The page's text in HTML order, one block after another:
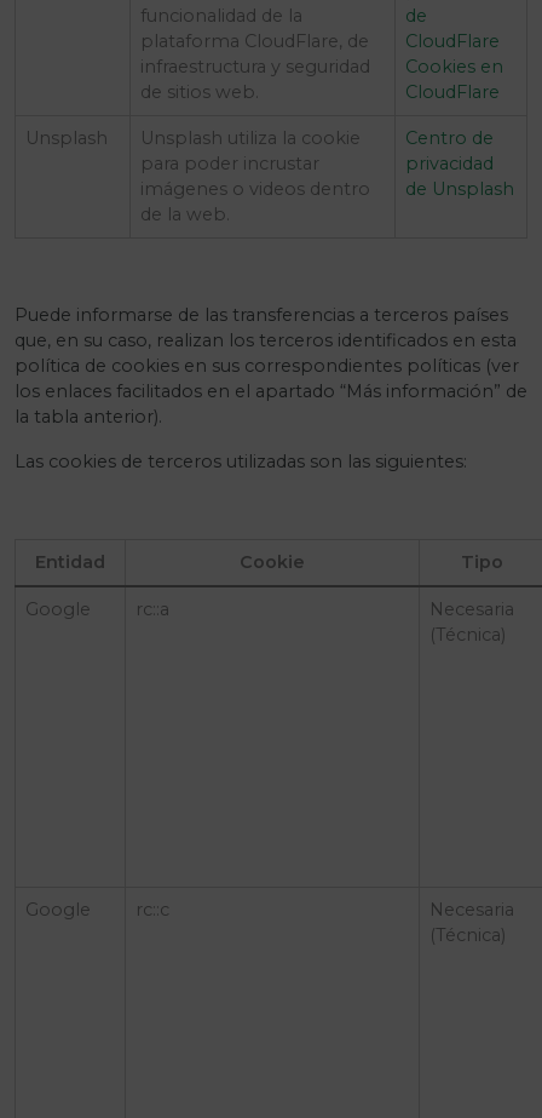
funcionalidad de la
plataforma CloudFlare, de
infraestructura y seguridad
de sitios web.
de
CloudFlare
Cookies en
CloudFlare
Unsplash
Unsplash utiliza la cookie
para poder incrustar
imágenes o videos dentro
de la web.
Centro de
privacidad
de Unsplash
Puede informarse de las transferencias a terceros países
que, en su caso, realizan los terceros identificados en esta
política de cookies en sus correspondientes políticas (ver
los enlaces facilitados en el apartado “Más información” de
la tabla anterior).
Las cookies de terceros utilizadas son las siguientes:
Entidad Cookie Tipo
Google rc::a
Necesaria
(Técnica)
Google rc::c
Necesaria
(Técnica)